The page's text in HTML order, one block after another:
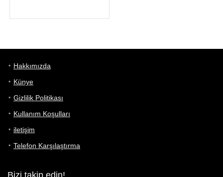
Hakkımızda
Künye
Gizlilik Politikası
Kullanım Koşulları
iletişim
Telefon Karşılaştırma